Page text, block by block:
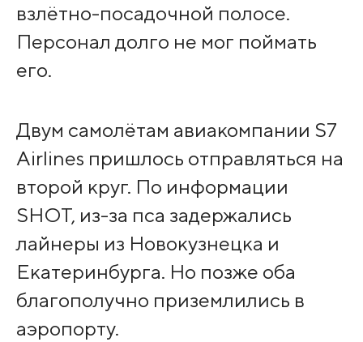
взлётно-посадочной полосе.
Персонал долго не мог поймать
его.
Двум самолётам авиакомпании S7
Airlines пришлось отправляться на
второй круг. По информации
SHOT, из-за пса задержались
лайнеры из Новокузнецка и
Екатеринбурга. Но позже оба
благополучно приземлились в
аэропорту.